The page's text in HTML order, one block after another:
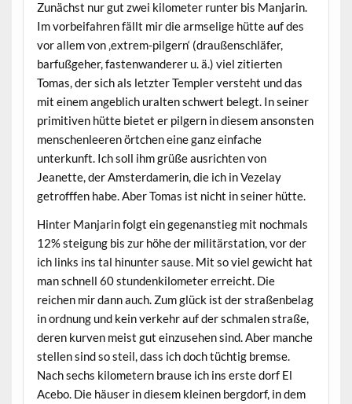
Zunächst nur gut zwei kilometer runter bis Manjarin.
Im vorbeifahren fällt mir die armselige hütte auf des
vor allem von ‚extrem-pilgern‘ (draußenschläfer,
barfußgeher, fastenwanderer u. ä.) viel zitierten
Tomas, der sich als letzter Templer versteht und das
mit einem angeblich uralten schwert belegt. In seiner
primitiven hütte bietet er pilgern in diesem ansonsten
menschenleeren örtchen eine ganz einfache
unterkunft. Ich soll ihm grüße ausrichten von
Jeanette, der Amsterdamerin, die ich in Vezelay
getrofffen habe. Aber Tomas ist nicht in seiner hütte.
Hinter Manjarin folgt ein gegenanstieg mit nochmals
12% steigung bis zur höhe der militärstation, vor der
ich links ins tal hinunter sause. Mit so viel gewicht hat
man schnell 60 stundenkilometer erreicht. Die
reichen mir dann auch. Zum glück ist der straßenbelag
in ordnung und kein verkehr auf der schmalen straße,
deren kurven meist gut einzusehen sind. Aber manche
stellen sind so steil, dass ich doch tüchtig bremse.
Nach sechs kilometern brause ich ins erste dorf El
Acebo. Die häuser in diesem kleinen bergdorf, in dem